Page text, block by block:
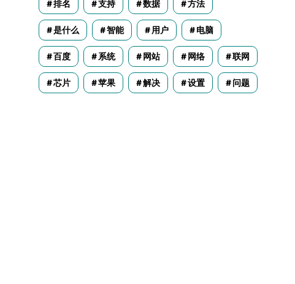
排名 支持 数据 方法
是什么 智能 用户 电脑
百度 系统 网站 网络 联网
芯片 苹果 解决 设置 问题